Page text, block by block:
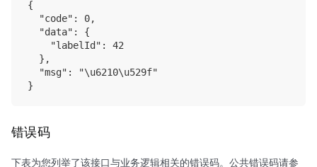
{
  "code": 0,
  "data": {
    "labelId": 42
  },
  "msg": "\u6210\u529f"
错误码
下表为您列举了该接口与业务逻辑相关的错误码。公共错误码请参